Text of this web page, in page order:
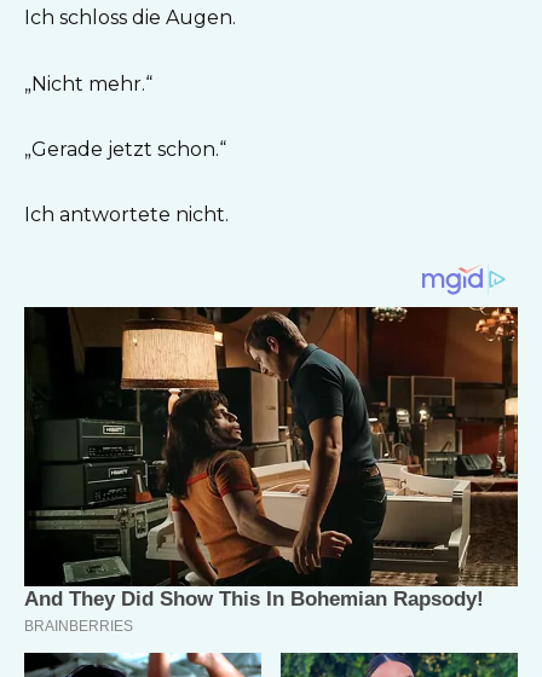
Ich schloss die Augen.
„Nicht mehr.“
„Gerade jetzt schon.“
Ich antwortete nicht.